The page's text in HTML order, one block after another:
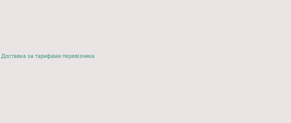
Доставка за тарифами перевізника